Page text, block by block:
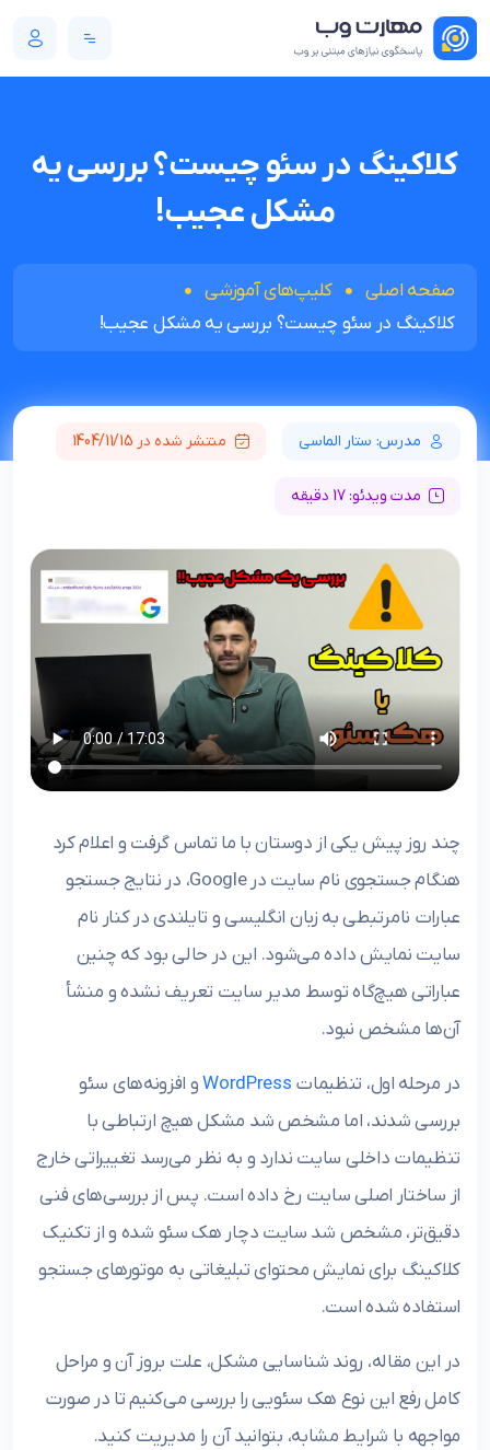
کلاکینگ در سئو چیست؟ بررسی یه
مشکل عجیب!
صفحه اصلی
کلیپ‌های آموزشی
کلاکینگ در سئو چیست؟ بررسی یه مشکل عجیب!
مدرس: ستار الماسی منتشر شده در 1404/11/15
مدت ویدئو: 17 دقیقه
چند روز پیش یکی از دوستان با ما تماس گرفت و اعلام کرد
هنگام جستجوی نام سایت در Google، در نتایج جستجو
عبارات نامرتبطی به زبان انگلیسی و تایلندی در کنار نام
سایت نمایش داده می‌شود. این در حالی بود که چنین
عباراتی هیچ‌گاه توسط مدیر سایت تعریف نشده و منشأ
آن‌ها مشخص نبود.
در مرحله اول، تنظیمات WordPressو افزونه‌های سئو
بررسی شدند، اما مشخص شد مشکل هیچ ارتباطی با
تنظیمات داخلی سایت ندارد و به نظر می‌رسد تغییراتی خارج
از ساختار اصلی سایت رخ داده است. پس از بررسی‌های فنی
دقیق‌تر، مشخص شد سایت دچار هک سئو شده و از تکنیک
کلاکینگ برای نمایش محتوای تبلیغاتی به موتورهای جستجو
استفاده شده است.
در این مقاله، روند شناسایی مشکل، علت بروز آن و مراحل
کامل رفع این نوع هک سئویی را بررسی می‌کنیم تا در صورت
مواجهه با شرایط مشابه، بتوانید آن را مدیریت کنید.